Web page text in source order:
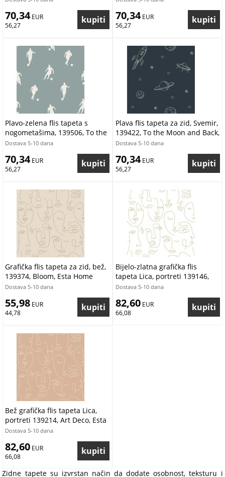
70,34 EUR
56,27
70,34 EUR
56,27
Plavo-zelena flis tapeta s
nogometašima, 139506, To the
Moon and Back, Esta Home
Dostava 5-10 dana
70,34 EUR
56,27
Plava flis tapeta za zid, Svemir,
139422, To the Moon and Back,
Esta Home
Dostava 5-10 dana
70,34 EUR
56,27
Grafička flis tapeta za zid, bež,
139374, Bloom, Esta Home
Dostava 5-10 dana
55,98 EUR
44,78
Bijelo-zlatna grafička flis
tapeta Lica, portreti 139146,
Black & White, Esta
Dostava 5-10 dana
82,60 EUR
66,08
Bež grafička flis tapeta Lica,
portreti 139214, Art Deco, Esta
Dostava 5-10 dana
82,60 EUR
66,08
Zidne tapete su izvrstan način da dodate osobnost, teksturu i